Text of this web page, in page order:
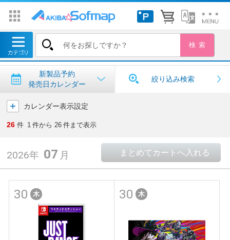
トップ ＞ 新製品予約・発売日カレンダー
新製品予約・発売日カレンダー
新製品予約
発売日カレンダー
絞り込み検索
カレンダー表示設定
26 件 1 件から 26 件まで表示
2026年 07 月
30 木 30 木